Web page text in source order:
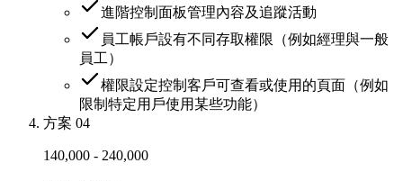
進階控制面板管理內容及追蹤活動
員工帳戶設有不同存取權限（例如經理與一般
員工）
權限設定控制客戶可查看或使用的頁面（例如
限制特定用戶使用某些功能）
方案 04
140,000 - 240,000